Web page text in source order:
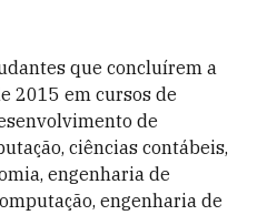
que concluírem a
2015 em cursos de
de
ciências contábeis,
engenharia de
engenharia de